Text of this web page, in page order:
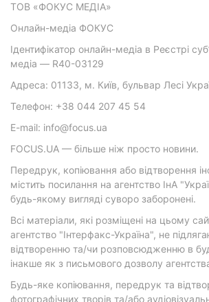
ТОВ «ФОКУС МЕДІА»
Онлайн-медіа ФОКУС
Ідентифікатор онлайн-медіа в Реєстрі
медіа — R40-03129
Адреса: 01133, м. Київ, бульвар Лесі
Телефон: +38 044 207 45 54
E-mail: info@focus.ua
FOCUS.UA — більше ніж просто новини.
Передрук, копіювання або відтворення
містить посилання на агентство ІнА
будь-якому вигляді суворо заборонені.
Всі матеріали, які розміщені на цьому
агентство "Інтерфакс-Україна", не
відтворенню та/чи розповсюдженню в
інакше як з письмового дозволу
Будь-яке копіювання, передрук та
фотографічних творів та/або